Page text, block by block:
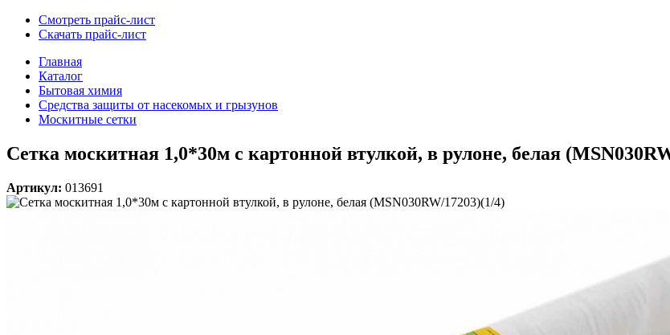
Смотреть прайс-лист
Скачать прайс-лист
Главная
Каталог
Бытовая химия
Средства защиты от насекомых и грызунов
Москитные сетки
Сетка москитная 1,0*30м с картонной втулкой, в рулоне, белая
Артикул: 013691